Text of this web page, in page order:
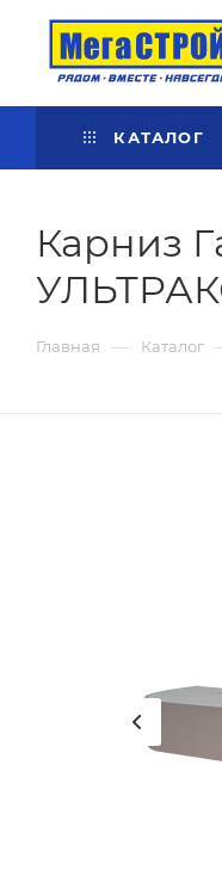
КАТАЛОГ
Карниз
Главная — Каталог